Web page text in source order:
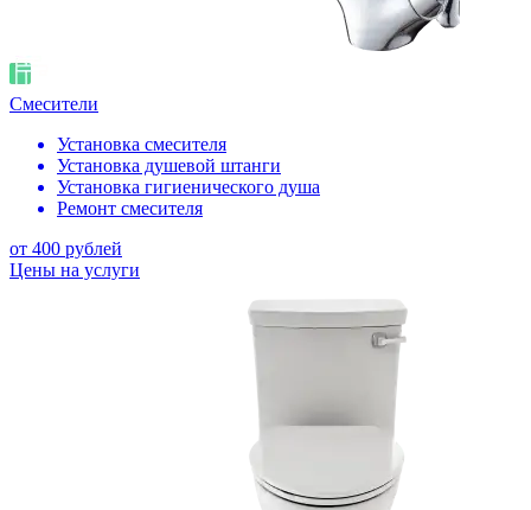
Смесители
Установка смесителя
Установка душевой штанги
Установка гигиенического душа
Ремонт смесителя
от 400 рублей
Цены на услуги